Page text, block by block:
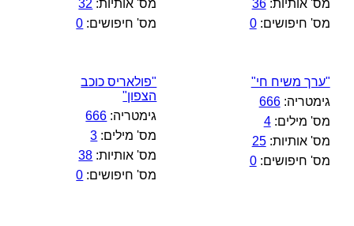
מס' אותיות:36
מס' חיפושים:0
מס' אותיות: 32
מס' חיפושים: 0
"ערך משיח חי"
גימטריה:666
מס' מילים:4
מס' אותיות:25
מס' חיפושים:0
"פולאריס כוכב
הצפון"
גימטריה: 666
מס' מילים: 3
מס' אותיות: 38
מס' חיפושים: 0